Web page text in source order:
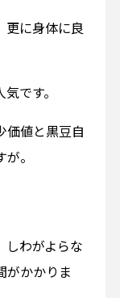
更に身体に良
です。
価値と黒豆自
。
しわがよらな
がかかりま